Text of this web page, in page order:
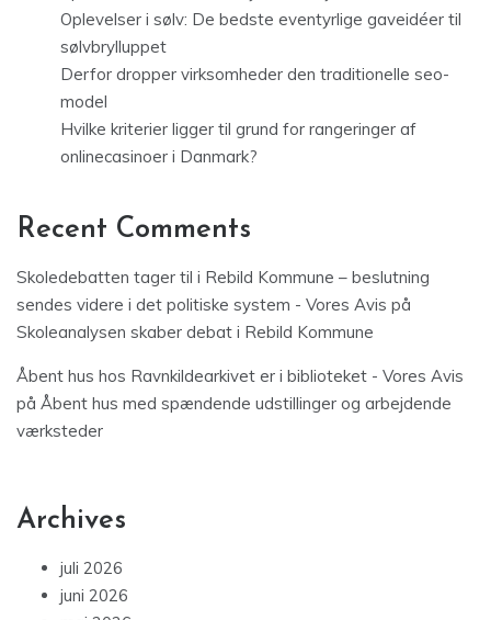
Oplevelser i sølv: De bedste eventyrlige gaveidéer til
sølvbrylluppet
Derfor dropper virksomheder den traditionelle seo-
model
Hvilke kriterier ligger til grund for rangeringer af
onlinecasinoer i Danmark?
Recent Comments
Skoledebatten tager til i Rebild Kommune – beslutning
sendes videre i det politiske system - Vores Avis på
Skoleanalysen skaber debat i Rebild Kommune
Åbent hus hos Ravnkildearkivet er i biblioteket - Vores Avis
på Åbent hus med spændende udstillinger og arbejdende
værksteder
Archives
juli 2026
juni 2026